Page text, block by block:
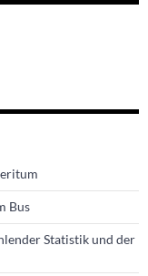
Bus
Statistik und der